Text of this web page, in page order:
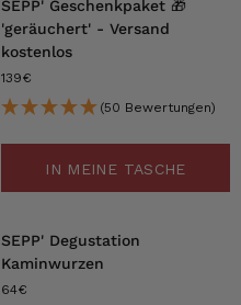
SEPP' Geschenkpaket 🎁
'geräuchert' - Versand
kostenlos
139€
(50 Bewertungen)
IN MEINE TASCHE
SEPP' Degustation
Kaminwurzen
64€